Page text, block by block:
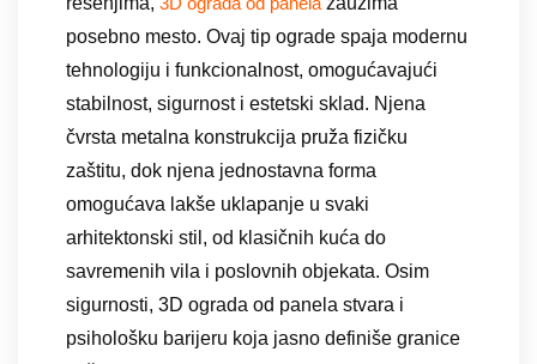
posebno mesto. Ovaj tip ograde spaja modernu
tehnologiju i funkcionalnost, omogućavajući
stabilnost, sigurnost i estetski sklad. Njena
čvrsta metalna konstrukcija pruža fizičku
zaštitu, dok njena jednostavna forma
omogućava lakše uklapanje u svaki
arhitektonski stil, od klasičnih kuća do
savremenih vila i poslovnih objekata. Osim
sigurnosti, 3D ograda od panela stvara i
psihološku barijeru koja jasno definiše granice